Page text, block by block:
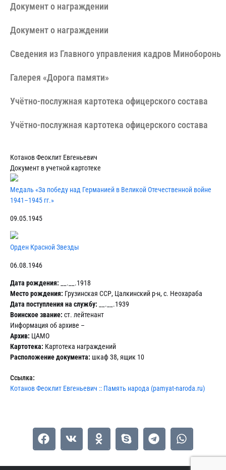
Документ о награждении
Документ о награждении
Сведения из Главного управления кадров Минобороны
Галерея «Дорога памяти»
Учётно-послужная картотека офицерского состава
Учётно-послужная картотека офицерского состава
Котанов Феоклит Евгеньевич
Документ в учетной картотеке
Медаль «За победу над Германией в Великой Отечественной войне
1941–1945 гг.»
09.05.1945
Орден Красной Звезды
06.08.1946
Дата рождения: __.__.1918
Место рождения: Грузинская ССР, Цалкинский р-н, с. Неохараба
Дата поступления на службу: __.__.1939
Воинское звание: ст. лейтенант
Информация об архиве –
Архив: ЦАМО
Картотека: Картотека награждений
Расположение документа: шкаф 38, ящик 10
Ссылка:
Котанов Феоклит Евгеньевич :: Память народа (pamyat-naroda.ru)